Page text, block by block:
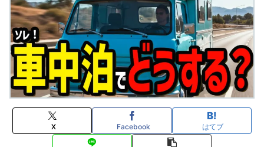
X Facebook はてブ